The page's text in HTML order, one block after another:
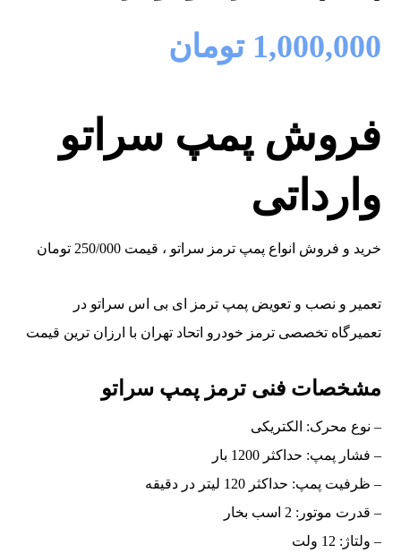
1,000,000 تومان
فروش پمپ سراتو
وارداتی
خرید و فروش انواع پمپ ترمز سراتو ، قیمت 250/000 تومان
تعمیر و نصب و تعویض پمپ ترمز ای بی اس سراتو در
تعمیرگاه تخصصی ترمز خودرو اتحاد تهران با ارزان ترین قیمت
مشخصات فنی ترمز پمپ سراتو
– نوع محرک: الکتریکی
– فشار پمپ: حداکثر 1200 بار
– ظرفیت پمپ: حداکثر 120 لیتر در دقیقه
– قدرت موتور: 2 اسب بخار
– ولتاژ: 12 ولت